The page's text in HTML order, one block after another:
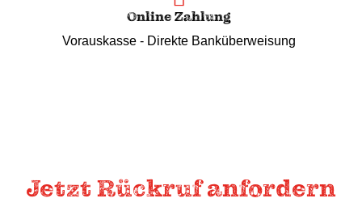
Online Zahlung
Vorauskasse - Direkte Banküberweisung
Jetzt Rückruf anfordern